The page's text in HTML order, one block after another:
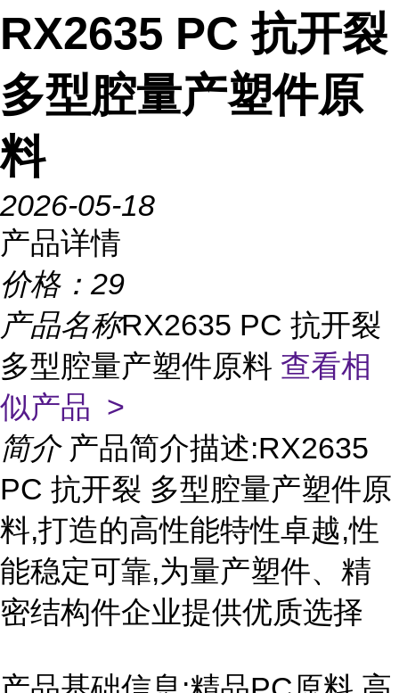
RX2635 PC 抗开裂
多型腔量产塑件原
料
2026-05-18
产品详情
价格： 29
产品名称RX2635 PC 抗开裂
多型腔量产塑件原料 查看相
似产品 >
简介 产品简介描述:RX2635
PC 抗开裂 多型腔量产塑件原
料,打造的高性能特性卓越,性
能稳定可靠,为量产塑件、精
密结构件企业提供优质选择